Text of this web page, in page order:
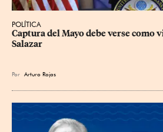
POLÍTICA
Captura del Mayo debe verse como
Salazar
Por Arturo Rojas